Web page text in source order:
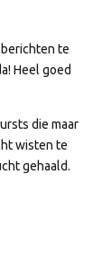
te
Heel goed
die maar
wisten te
gehaald.